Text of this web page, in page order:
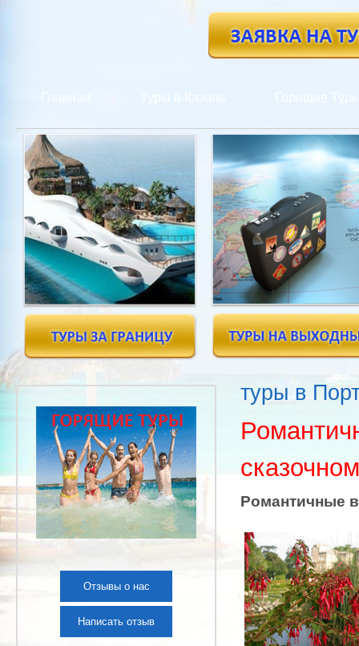
туры в
Романтичные
Отзывы о нас
Написать отзыв